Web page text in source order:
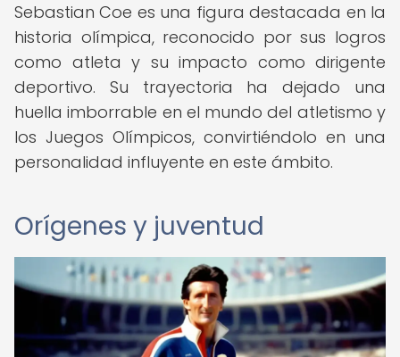
Sebastian Coe es una figura destacada en la
historia olímpica, reconocido por sus logros
como atleta y su impacto como dirigente
deportivo. Su trayectoria ha dejado una
huella imborrable en el mundo del atletismo y
los Juegos Olímpicos, convirtiéndolo en una
personalidad influyente en este ámbito.
Orígenes y juventud